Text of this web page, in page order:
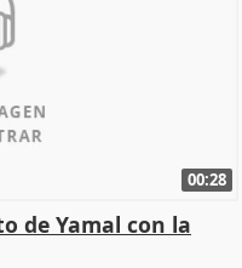
00:28
de Yamal con la